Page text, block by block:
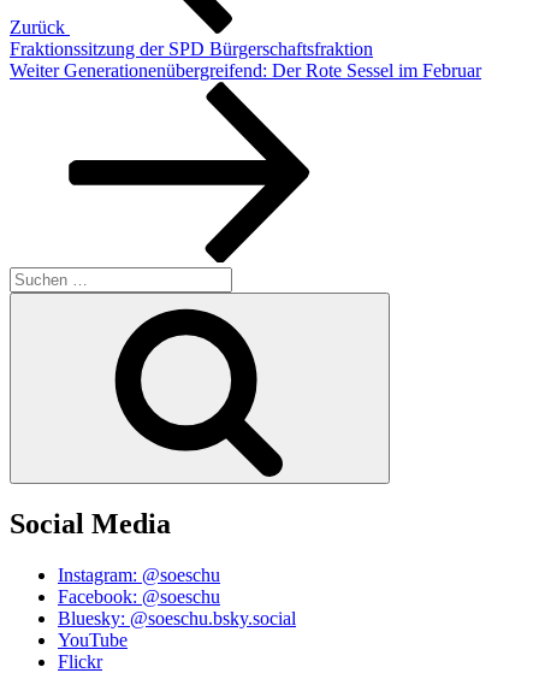
Zurück
Fraktionssitzung der SPD Bürgerschaftsfraktion
Nächster
Weiter Generationenübergreifend: Der Rote Sessel im Februar
Suchen
nach:
Social Media
Instagram: @soeschu
Facebook: @soeschu
Bluesky: @soeschu.bsky.social
YouTube
Flickr